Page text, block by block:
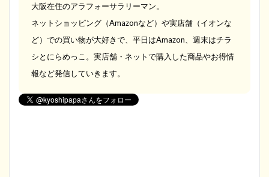
大阪在住のアラフォーサラリーマン。
ネットショッピング（Amazonなど）や実店舗（イオンな
ど）での買い物が大好きで、平日はAmazon、週末はチラ
シとにらめっこ。実店舗・ネットで購入した商品やお得情
報など発信していきます。